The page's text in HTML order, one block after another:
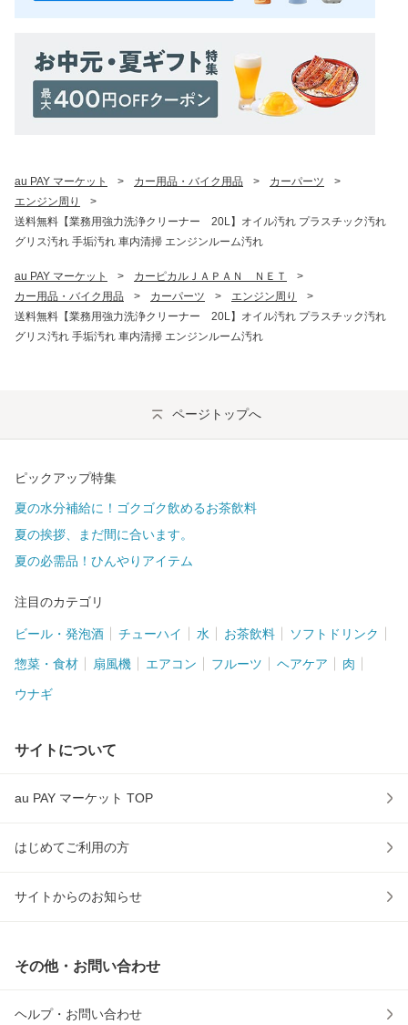
au PAY マーケット > カー用品・バイク用品 > カーパーツ
>
エンジン周り
>
送料無料【業務用強力洗浄クリーナー 20L】オイル汚れ プラスチック汚れ
グリス汚れ 手垢汚れ 車内清掃 エンジンルーム汚れ
au PAY マーケット > カーピカルＪＡＰＡＮ　ＮＥＴ
>
カー用品・バイク用品
> カーパーツ > エンジン周り
>
送料無料【業務用強力洗浄クリーナー 20L】オイル汚れ プラスチック汚れ
グリス汚れ 手垢汚れ 車内清掃 エンジンルーム汚れ
ページトップへ
ピックアップ特集
夏の水分補給に！ゴクゴク飲めるお茶飲料
夏の挨拶、まだ間に合います。
夏の必需品！ひんやりアイテム
注目のカテゴリ
ビール・発泡酒 チューハイ 水 お茶飲料 ソフトドリンク
惣菜・食材 扇風機 エアコン フルーツ ヘアケア 肉
ウナギ
サイトについて
au PAY マーケット TOP
はじめてご利用の方
サイトからのお知らせ
その他・お問い合わせ
ヘルプ・お問い合わせ